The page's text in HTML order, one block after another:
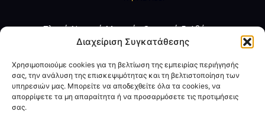
Διαχείριση Συγκατάθεσης
Χρησιμοποιούμε cookies για τη βελτίωση της εμπειρίας περιήγησής
σας, την ανάλυση της επισκεψιμότητας και τη βελτιστοποίηση των
υπηρεσιών μας. Μπορείτε να αποδεχθείτε όλα τα cookies, να
απορρίψετε τα μη απαραίτητα ή να προσαρμόσετε τις προτιμήσεις
σας.
Πλωτό Ναυτικό Μουσείο Θωρηκτό Γ. Αβέρωφ
Τηλ. +30 2109888211
Ωράριο Λειτουργίας
Τρίτη έως Παρασκευή: 09:00 - 14:00
Σάββατο και Κυριακή: 10:00 - 17:00